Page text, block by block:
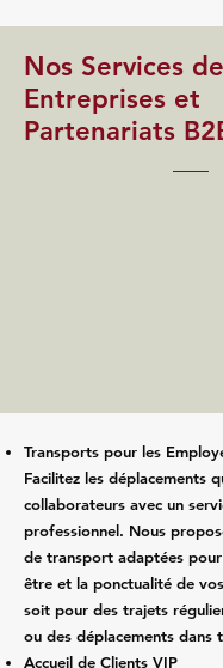
Nos Services
Entreprises et
Partenariats
Transports pour les
Facilitez les déplacements
collaborateurs avec un
professionnel. Nous
de transport adaptées
être et la ponctualité de
soit pour des trajets
ou des déplacements dans
Accueil de Clients VIP